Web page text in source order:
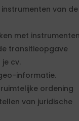
van de
met instrumenten
transitieopgave
cv.
informatie.
ordening
van juridische